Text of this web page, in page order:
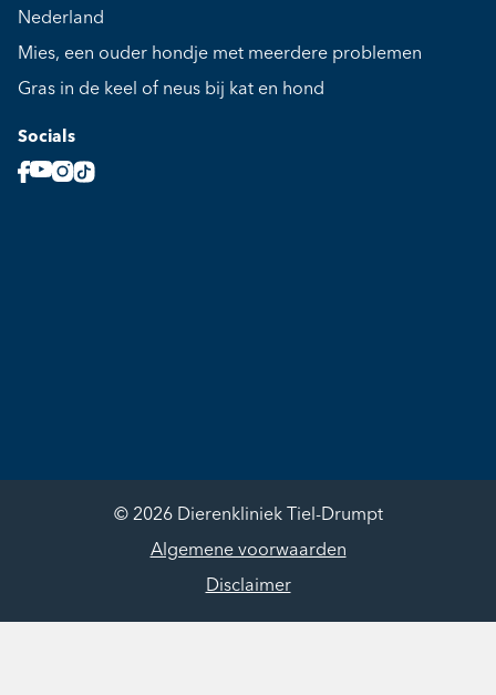
Nederland
Mies, een ouder hondje met meerdere problemen
Gras in de keel of neus bij kat en hond
Socials
© 2026 Dierenkliniek Tiel-Drumpt
Algemene voorwaarden
Disclaimer